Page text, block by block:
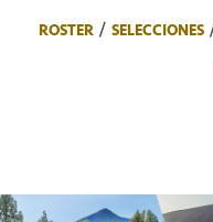
ROSTER
SELECCIONES